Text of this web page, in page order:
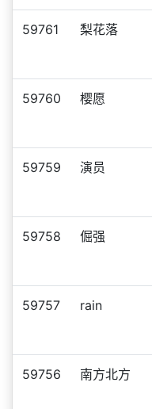
59761 梨花落
59760 樱愿
59759 演员
59758 倔强
59757 rain
59756 南方北方